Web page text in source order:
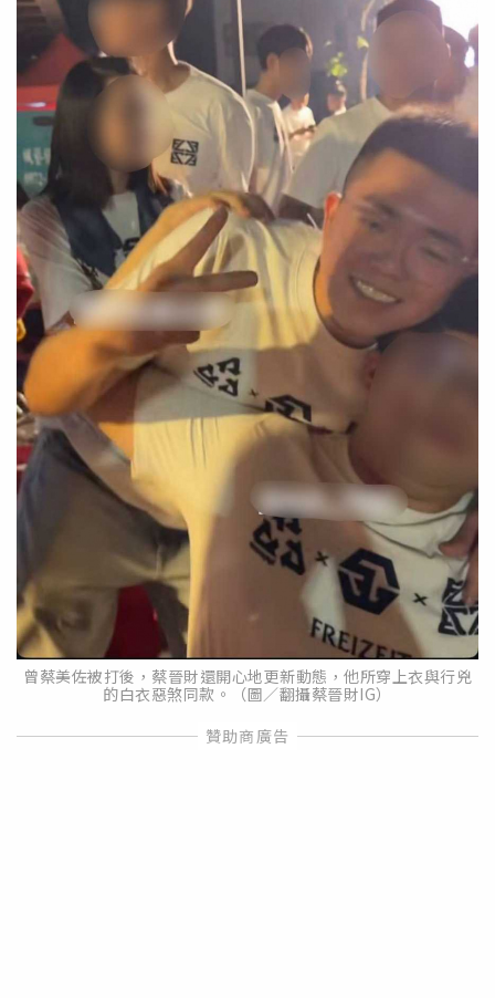
曾蔡美佐被打後，蔡晉財還開心地更新動態，他所穿上衣與行兇
的白衣惡煞同款。（圖／翻攝蔡晉財IG）